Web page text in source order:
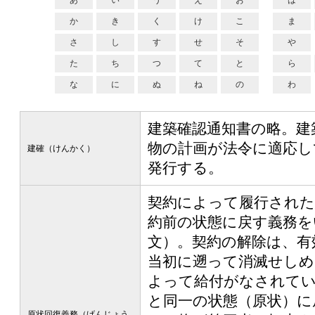
か き く け こ
さ し す せ そ
た ち つ て と
な に ぬ ね の
ま
や
ら
わ
建確（けんかく）
建築確認通知書の略。
物の計画が法令に適応
発行する。
契約によって履行され
約前の状態に戻す義務
文）。契約の解除は、
当初に遡って消滅せし
よって給付がなされて
と同一の状態（原状）